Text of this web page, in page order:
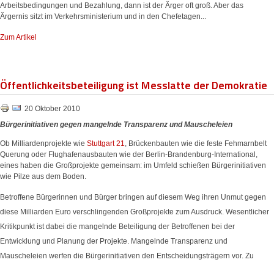
Arbeitsbedingungen und Bezahlung, dann ist der Ärger oft groß. Aber das
Ärgernis sitzt im Verkehrsministerium und in den Chefetagen...
Zum Artikel
Öffentlichkeitsbeteiligung ist Messlatte der Demokratie
20 Oktober 2010
Bürgerinitiativen gegen mangelnde Transparenz und Mauscheleien
Ob Milliardenprojekte wie Stuttgart 21, Brückenbauten wie die feste Fehmarnbelt
Querung oder Flughafenausbauten wie der Berlin-Brandenburg-International,
eines haben die Großprojekte gemeinsam: im Umfeld schießen Bürgerinitiativen
wie Pilze aus dem Boden.
Betroffene Bürgerinnen und Bürger bringen auf diesem Weg ihren Unmut gegen
diese Milliarden Euro verschlingenden Großprojekte zum Ausdruck. Wesentlicher
Kritikpunkt ist dabei die mangelnde Beteiligung der Betroffenen bei der
Entwicklung und Planung der Projekte. Mangelnde Transparenz und
Mauscheleien werfen die Bürgerinitiativen den Entscheidungsträgern vor. Zu